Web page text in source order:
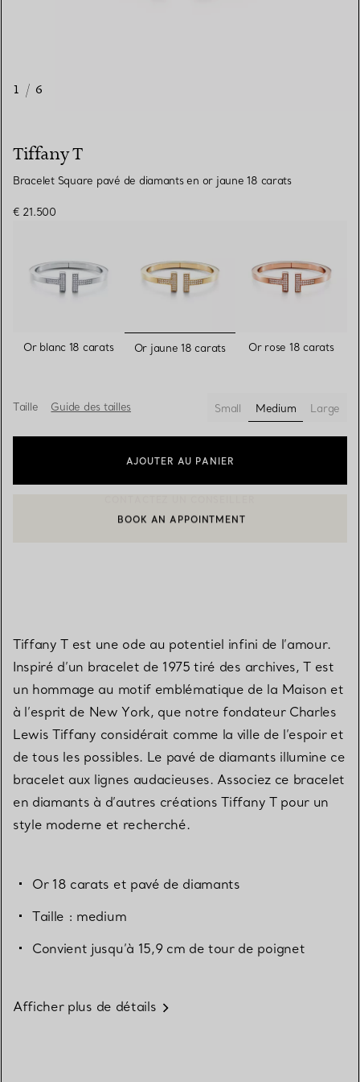
1 / 6
Tiffany T
Bracelet Square pavé de diamants en or jaune 18 carats
€ 21.500
Or blanc 18 carats sélectionnés
Or jaune 18 carats Or rose 18 carats
Taille Guide des tailles Small
Medium
sélectionnés
Large
AJOUTER AU PANIER
CONTACTER UN CONSEILLER CLIENT OU PRENDRE RENDEZ-
BOOK AN APPOINTMENT
Tiffany T est une ode au potentiel infini de l’amour.
Inspiré d’un bracelet de 1975 tiré des archives, T est
un hommage au motif emblématique de la Maison et
à l’esprit de New York, que notre fondateur Charles
Lewis Tiffany considérait comme la ville de l’espoir et
de tous les possibles. Le pavé de diamants illumine ce
bracelet aux lignes audacieuses. Associez ce bracelet
en diamants à d’autres créations Tiffany T pour un
style moderne et recherché.
Or 18 carats et pavé de diamants
Taille : medium
Convient jusqu’à 15,9 cm de tour de poignet
Afficher plus de détails